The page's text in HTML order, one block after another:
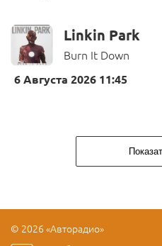
Linkin Park
Burn It Down
6 Августа 2026 11:45
© 2026 «Авторадио»